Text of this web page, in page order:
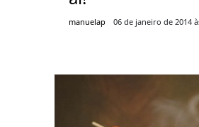
manuelap 06 de janeiro de 2014